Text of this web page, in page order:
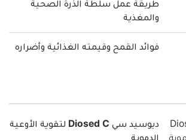
طريقة عمل سلطة الذرة الصحية
والمغذية
فوائد القمح وقيمته الغذائية وأضراره
ديوسيد سي Diosed C لتقوية الأوعية